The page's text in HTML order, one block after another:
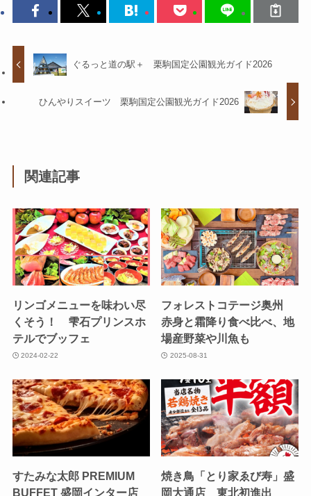
ぐるっと道の駅＋ 栗駒国定公園観光ガイド2026
ひんやりスイーツ 栗駒国定公園観光ガイド2026
関連記事
リンゴメニューを味わい尽
くそう！ 雫石プリンスホ
テルでブッフェ
2024-02-22
フォレストコテージ奥州
赤身と霜降り食べ比べ、地
場産野菜や川魚も
2025-08-31
すたみな太郎 PREMIUM
BUFFET 盛岡インター店
焼き鳥「とり家ゑび寿」盛
岡大通店 東北初進出